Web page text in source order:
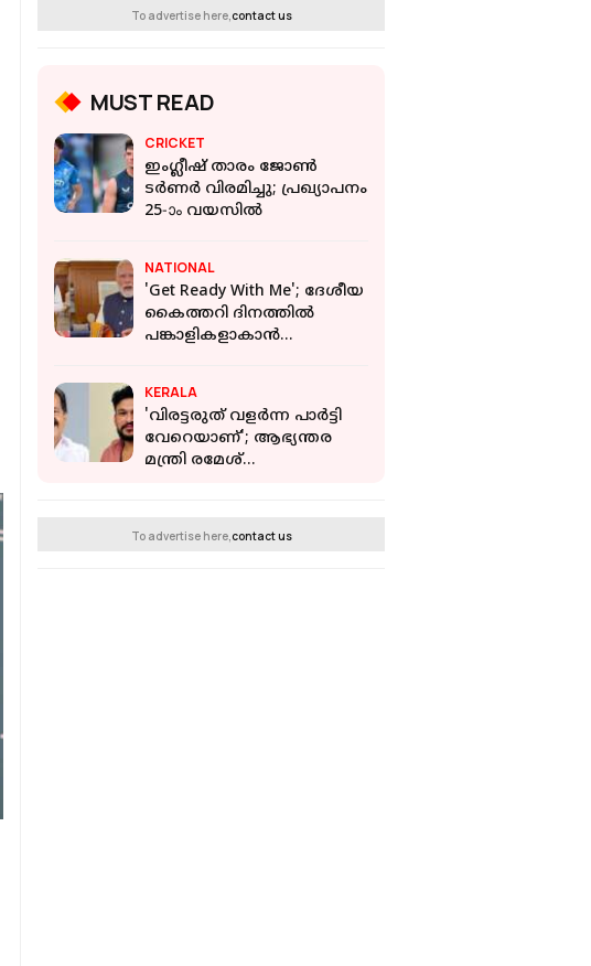
To advertise here, contact us
MUST READ
CRICKET
ഇംഗ്ലീഷ് താരം ജോൺ
ടർണർ വിരമിച്ചു; പ്രഖ്യാപനം
25-ാം വയസിൽ
NATIONAL
'Get Ready With Me'; ദേശീയ
കൈത്തറി ദിനത്തിൽ
പങ്കാളികളാകാൻ
KERALA
'വിരട്ടരുത് വളർന്ന പാർട്ടി
വേറെയാണ്'; ആഭ്യന്തര
മന്ത്രി രമേശ്
To advertise here, contact us